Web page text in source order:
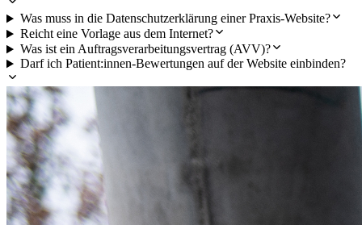
Was muss in die Datenschutzerklärung einer Praxis-Website?
Reicht eine Vorlage aus dem Internet?
Was ist ein Auftragsverarbeitungsvertrag (AVV)?
Darf ich Patient:innen-Bewertungen auf der Website einbinden?